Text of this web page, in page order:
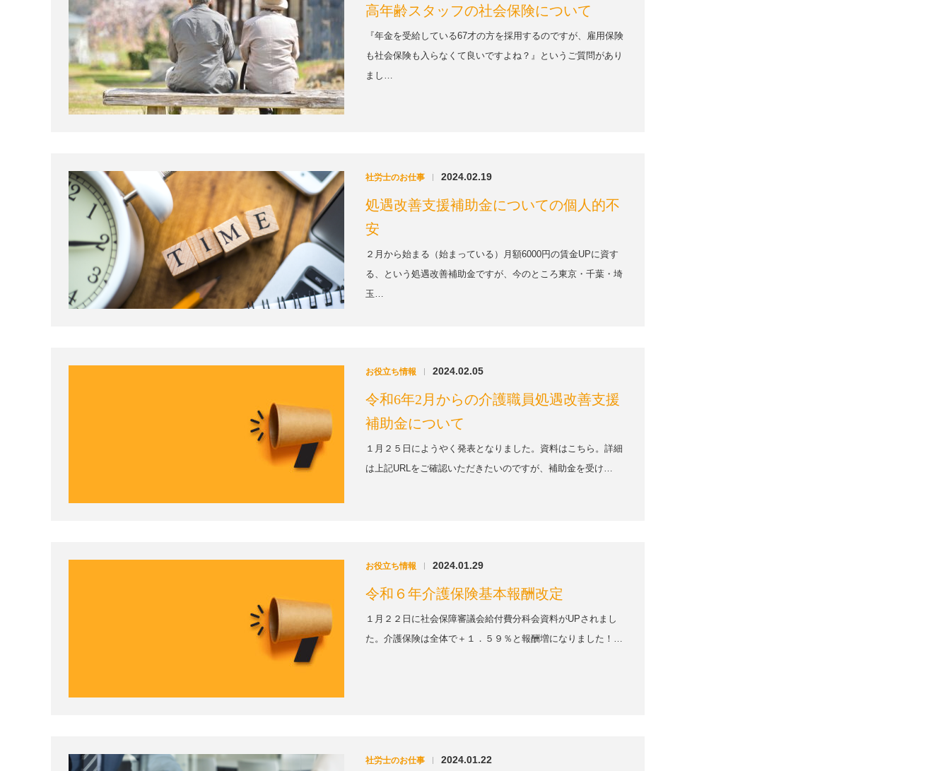
高年齢スタッフの社会保険について
『年金を受給している67才の方を採用するのですが、雇用保険
も社会保険も入らなくて良いですよね？』というご質問があり
まし…
社労士のお仕事 2024.02.19
処遇改善支援補助金についての個人的不
安
２月から始まる（始まっている）月額6000円の賃金UPに資す
る、という処遇改善補助金ですが、今のところ東京・千葉・埼
玉…
お役立ち情報 2024.02.05
令和6年2月からの介護職員処遇改善支援
補助金について
１月２５日にようやく発表となりました。資料はこちら。詳細
は上記URLをご確認いただきたいのですが、補助金を受け…
お役立ち情報 2024.01.29
令和６年介護保険基本報酬改定
１月２２日に社会保障審議会給付費分科会資料がUPされまし
た。介護保険は全体で＋１．５９％と報酬増になりました！…
社労士のお仕事 2024.01.22